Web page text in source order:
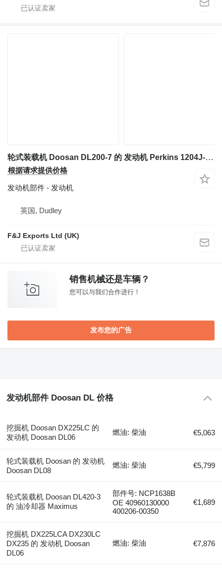
轮式装载机 Doosan DL200-7 的 发动机 Perkins 1204J-E44TA
根据请求提供价格
发动机部件 - 发动机
英国, Dudley
F&J Exports Ltd (UK)
销售机械还是车辆？
您可以与我们合作进行！
发布您的广告
发动机部件 Doosan DL 价格
挖掘机 Doosan DX225LC 的
发动机 Doosan DL06
燃油: 柴油 €5,063
轮式装载机 Doosan 的 发动机
Doosan DL08
燃油: 柴油 €5,799
轮式装载机 Doosan DL420-3
的 油冷却器 Maximus
部件号: NCP1638B
OE 40960130000
400206-00350
€1,689
挖掘机 DX225LCA DX230LC
DX235 的 发动机 Doosan
DL06
燃油: 柴油 €7,876